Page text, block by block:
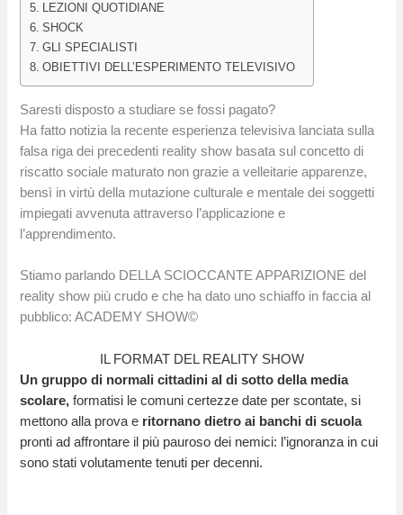
LEZIONI QUOTIDIANE
SHOCK
GLI SPECIALISTI
OBIETTIVI DELL’ESPERIMENTO TELEVISIVO
Saresti disposto a studiare se fossi pagato?
Ha fatto notizia la recente esperienza televisiva lanciata sulla
falsa riga dei precedenti reality show basata sul concetto di
riscatto sociale maturato non grazie a velleitarie apparenze,
bensì in virtù della mutazione culturale e mentale dei soggetti
impiegati avvenuta attraverso l’applicazione e
l’apprendimento.
Stiamo parlando DELLA SCIOCCANTE APPARIZIONE del
reality show più crudo e che ha dato uno schiaffo in faccia al
pubblico: ACADEMY SHOW©
IL FORMAT DEL REALITY SHOW
Un gruppo di normali cittadini al di sotto della media
scolare, formatisi le comuni certezze date per scontate, si
mettono alla prova e ritornano dietro ai banchi di scuola
pronti ad affrontare il più pauroso dei nemici: l’ignoranza incui
sono stati volutamente tenuti per decenni.